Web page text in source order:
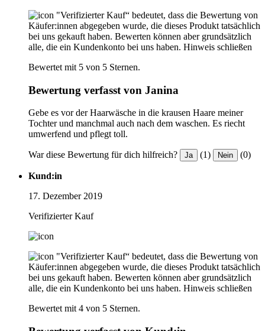
"Verifizierter Kauf“ bedeutet, dass die Bewertung von
Käufer:innen abgegeben wurde, die dieses Produkt tatsächlich
bei uns gekauft haben. Bewerten können aber grundsätzlich
alle, die ein Kundenkonto bei uns haben. Hinweis schließen
Bewertet mit 5 von 5 Sternen.
Bewertung verfasst von Janina
Gebe es vor der Haarwäsche in die krausen Haare meiner
Tochter und manchmal auch nach dem waschen. Es riecht
umwerfend und pflegt toll.
War diese Bewertung für dich hilfreich? Ja (1) Nein (0)
Kund:in
17. Dezember 2019
Verifizierter Kauf
"Verifizierter Kauf“ bedeutet, dass die Bewertung von
Käufer:innen abgegeben wurde, die dieses Produkt tatsächlich
bei uns gekauft haben. Bewerten können aber grundsätzlich
alle, die ein Kundenkonto bei uns haben. Hinweis schließen
Bewertet mit 4 von 5 Sternen.